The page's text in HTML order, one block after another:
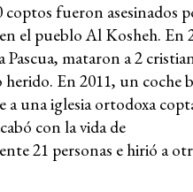
coptos fueron asesinados
el pueblo Al Kosheh. En
Pascua, mataron a 2
En 2011, un coche
una iglesia ortodoxa
con la vida de
21 personas e hirió a